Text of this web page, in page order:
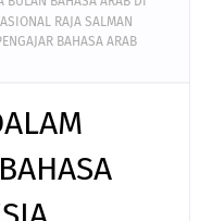
RAJA SALMAN
BAHASA ARAB